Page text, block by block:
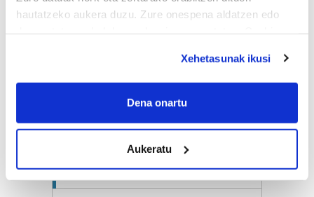
hautatzeko aukera duzu. Zure onespena aldatzen edo
If you allow, we would also like to:
Collect information about your geographical
meters
Identify your device by actively scanning it for
specific characteristics (fingerprinting)
Find out more about how your personal data is processed
Xehetasunak ikusi
Dena onartu
Aukeratu
Bihar 28º 18º
Azken 7 egunetako irakurrienak